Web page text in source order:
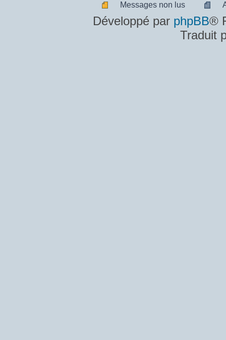
Messages
non
Messages non lus
lu
Développé par phpBB®
Traduit